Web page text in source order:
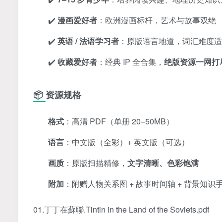
✔️ 漫画爱好者 ：欧洲漫画标杆，艺术与故事双绝
✔️ 英语 / 法语学习者 ：原版语言地道，词汇难度
✔️ 收藏爱好者 ：经典 IP 全合集， 绝版资源一网打
📦 资源规格
格式 ：高清 PDF（单册 20–50MB）
语言 ：中文版（全彩）+ 英文版（可选）
画质 ：原版扫描精修， 文字清晰、色彩饱满
附加 ：附赠人物关系图 + 故事时间轴 + 背景知识
01.丁丁在蘇聯.Tintin in the Land of the Soviets.pdf